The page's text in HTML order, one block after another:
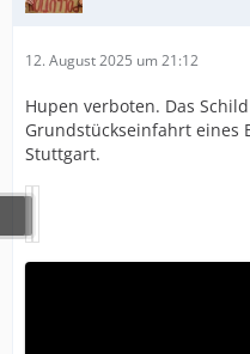
12. August 2025 um 21:12
Hupen verboten. Das
Grundstückseinfahrt eines
Stuttgart.